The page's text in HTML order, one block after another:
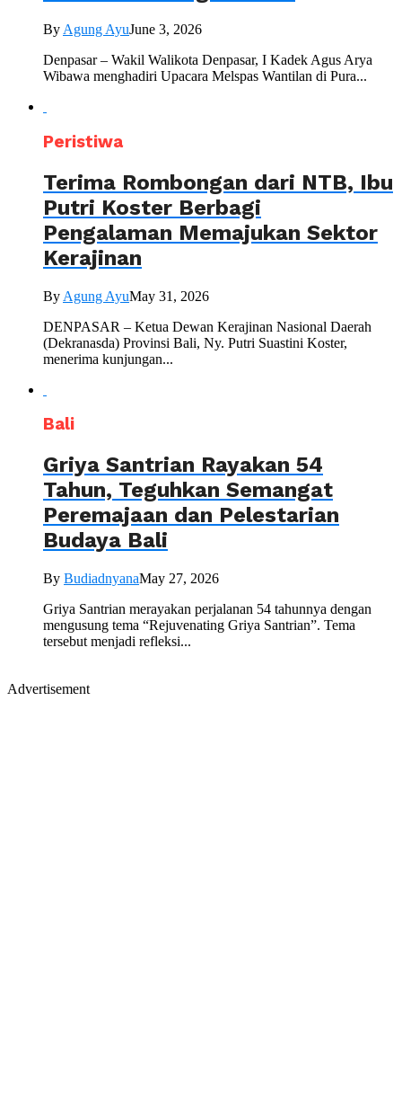
By Agung AyuJune 3, 2026
Denpasar – Wakil Walikota Denpasar, I Kadek Agus Arya
Wibawa menghadiri Upacara Melspas Wantilan di Pura...
Peristiwa
Terima Rombongan dari NTB, Ibu
Putri Koster Berbagi
Pengalaman Memajukan Sektor
Kerajinan
By Agung AyuMay 31, 2026
DENPASAR – Ketua Dewan Kerajinan Nasional Daerah
(Dekranasda) Provinsi Bali, Ny. Putri Suastini Koster,
menerima kunjungan...
Bali
Griya Santrian Rayakan 54
Tahun, Teguhkan Semangat
Peremajaan dan Pelestarian
Budaya Bali
By BudiadnyanaMay 27, 2026
Griya Santrian merayakan perjalanan 54 tahunnya dengan
mengusung tema “Rejuvenating Griya Santrian”. Tema
tersebut menjadi refleksi...
Advertisement